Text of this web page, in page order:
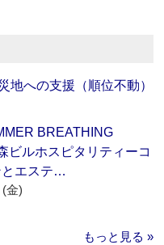
地への支援（順位不動）
BREATHING
ビルホスピタリティーコ
とエステ…
金)
もっと見る »